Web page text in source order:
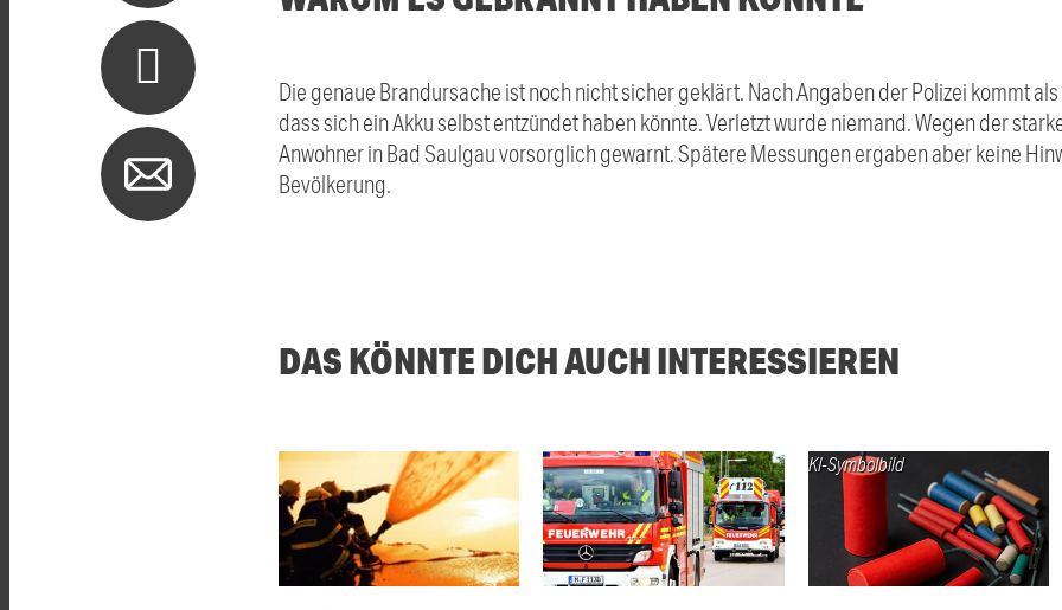
Die genaue Brandursache ist noch nicht sicher geklärt. Nach Angaben der Polizei kommt
dass sich ein Akku selbst entzündet haben könnte. Verletzt wurde niemand. Wegen der
Anwohner in Bad Saulgau vorsorglich gewarnt. Spätere Messungen ergaben aber keine
Bevölkerung.
DAS KÖNNTE DICH AUCH INTERESSIEREN
KI-Symbolbild